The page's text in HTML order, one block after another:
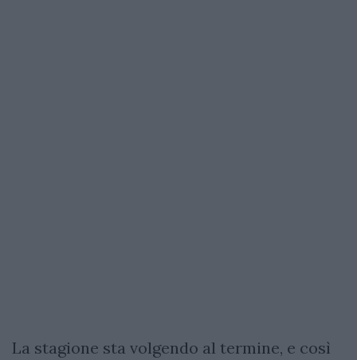
La stagione sta volgendo al termine, e così